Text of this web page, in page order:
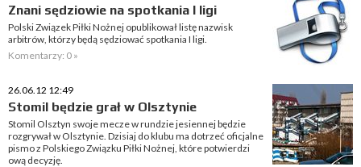
Znani sędziowie na spotkania I ligi
Polski Związek Piłki Nożnej opublikował listę nazwisk
arbitrów, którzy będą sędziować spotkania I ligi.
Komentarzy: 0 »
26.06.12 12:49
Stomil będzie grał w Olsztynie
Stomil Olsztyn swoje mecze w rundzie jesiennej będzie
rozgrywał w Olsztynie. Dzisiaj do klubu ma dotrzeć oficjalne
pismo z Polskiego Związku Piłki Nożnej, które potwierdzi
ową decyzję.